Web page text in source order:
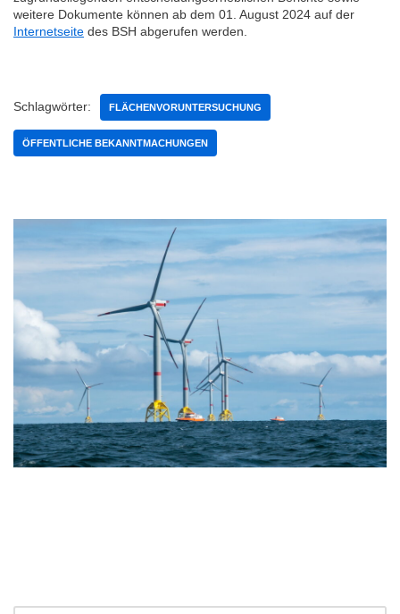
weitere Dokumente können ab dem 01. August 2024 auf der
Internetseite des BSH abgerufen werden.
Schlagwörter: FLÄCHENVORUNTERSUCHUNG
ÖFFENTLICHE BEKANNTMACHUNGEN